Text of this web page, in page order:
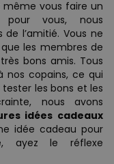
même vous faire un
pour vous, nous
l’amitié. Vous ne
les membres de
bons amis. Tous
nos copains, ce qui
les bons et les
nous avons
idées cadeaux
idée cadeau pour
ayez le réflexe